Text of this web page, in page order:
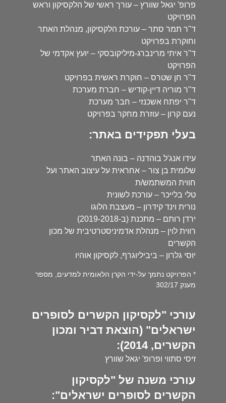
פרופ' יגאל שוורץ – עורך ראשי של הלקסיקון וראש
הפרויקט
ד"ר תמר סתר – עורכת הלקסיקון, מנהלת האתר
וחוקרת בפרויקט
ד"ר איתי מרינברג-מיליקובסקי – יועץ אקדמי של
הפרויקט
ד"ר חן שטרס – חוקרת ראשית בפרויקט
ד"ר מוריה דיין-קודיש – חברת מערכת
ד"ר יפתח אשכנזי – חבר מערכת
נעם קרון – עוזרת מחקר בפרויקט
בעלי תפקידים באתר:
עידו אנג'ל בוהדנה – בונה האתר
שלומית בן צור – אחראית על עיצוב האתר ועל
חווית המשתמש/ת
טלי בלייכר – עורכת לשונית
נורית וינד קידרון – מעצבת הלוגו
ירדן רותם – מתכנת (ב-2019-2018)
רווית לוין – מנהלת אדמיניסטרטיבית של מכון
הקשרים
יוסי גלרון – ביביליוגרף, לקסיקון אוהיו
* הפרויקט נתמך על-ידי הקרן הלאומית למדעים, מספר
מענק 302/17
עורכי "לקסיקון הקשרים לסופרים
ישראלים" (הוצאת דביר ומכון
הקשרים, 2014):
זיסי סתווי ופרופ' יגאל שוורץ
עורכי משנה של "לקסיקון
הקשרים לסופרים ישראלים":